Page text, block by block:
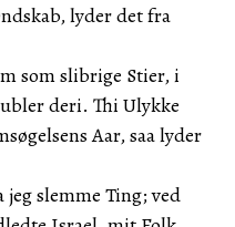
lyder det fra
som slibrige Stier, i
deri. Thi Ulykke
Aar, saa lyder
jeg slemme Ting; ved